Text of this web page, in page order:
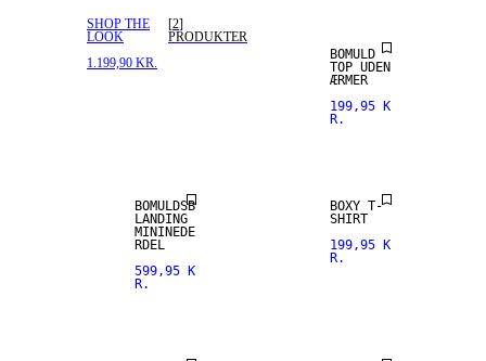
SHOP THE
LOOK
1.199,90 KR.
[2]
PRODUKTER
BOMULD
TOP UDEN
ÆRMER
199,95 K
R.
BOMULDSB
LANDING
MININEDE
RDEL
599,95 K
R.
BOXY T-
SHIRT
199,95 K
R.